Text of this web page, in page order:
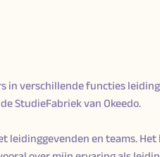
in verschillende functies
StudieFabriek van Okeedo.
leidinggevenden en teams.